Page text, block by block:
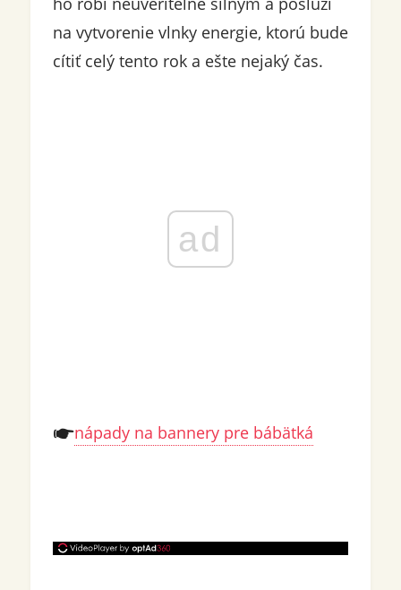
na vytvorenie vlnky energie, ktorú bude
cítiť celý tento rok a ešte nejaký čas.
ad
nápady na bannery pre bábätká